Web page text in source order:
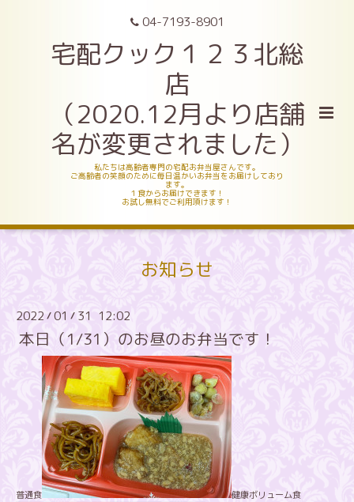
04-7193-8901
宅配クック１２３北総
店
（2020.12月より店舗
名が変更されました）
私たちは高齢者専門の宅配お弁当屋さんです。
ご高齢者の笑顔のために毎日温かいお弁当をお届けしており
ます。
１食からお届けできます！
お試し無料でご利用頂けます！
お知らせ
2022 /01 / 31 12:02
本日（1/31）のお昼のお弁当です！
普通食 健康ボリューム食